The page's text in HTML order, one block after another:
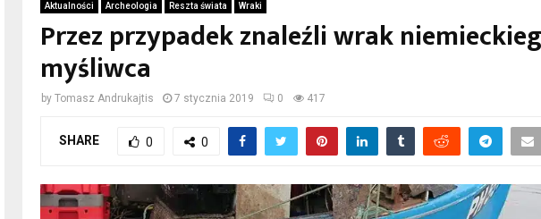
Aktualności Archeologia Reszta świata Wraki
Przez przypadek znaleźli wrak
myśliwca
byTomasz Andrukajtis 7 stycznia 2019 0 417
SHARE 0 0